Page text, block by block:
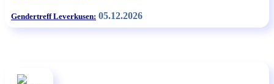
Gendertreff Leverkusen: 05.12.2026